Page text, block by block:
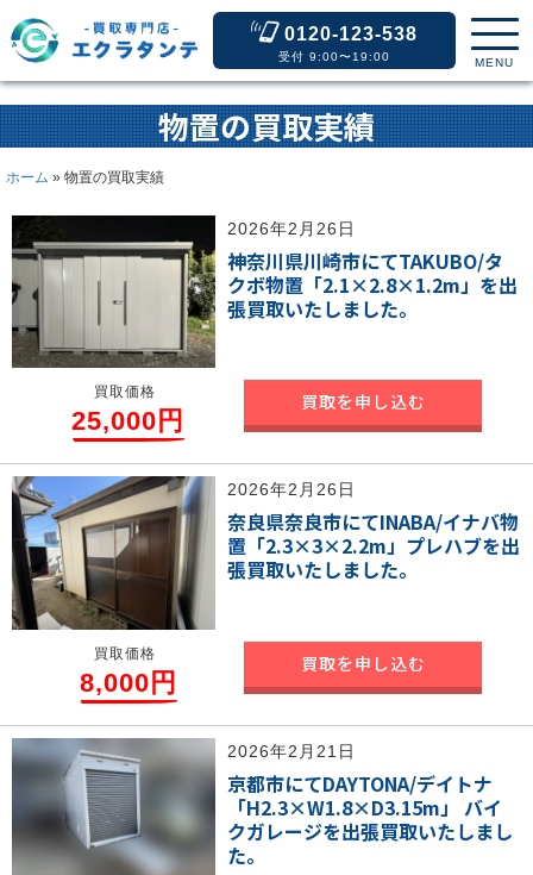
0120-123-538
受付 9:00〜19:00 MENU
物置の買取実績
ホーム » 物置の買取実績
2026年2月26日
神奈川県川崎市にてTAKUBO/タ
クボ物置「2.1×2.8×1.2m」を出
張買取いたしました。
買取価格
25,000円
買取を申し込む
2026年2月26日
奈良県奈良市にてINABA/イナバ物
置「2.3×3×2.2m」プレハブを出
張買取いたしました。
買取価格
8,000円
買取を申し込む
2026年2月21日
京都市にてDAYTONA/デイトナ
「H2.3×W1.8×D3.15m」 バイ
クガレージを出張買取いたしまし
た。